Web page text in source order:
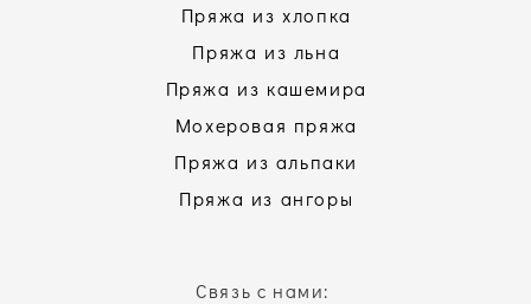
Пряжа из хлопка
Пряжа из льна
Пряжа из кашемира
Мохеровая пряжа
Пряжа из альпаки
Пряжа из ангоры
Связь с нами: